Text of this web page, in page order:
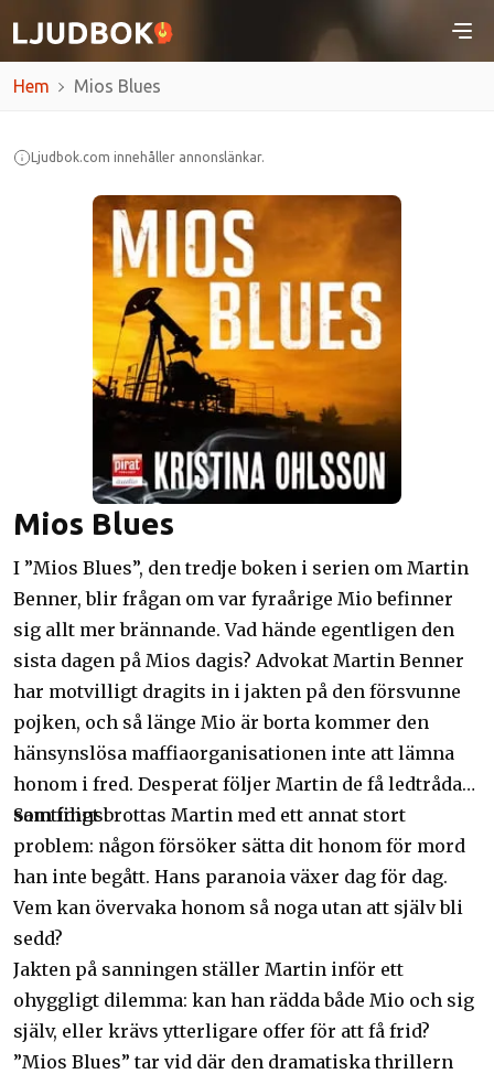
Hem Mios Blues
Ljudbok.com innehåller annonslänkar.
Mios Blues
I ”Mios Blues”, den tredje boken i serien om Martin
Benner, blir frågan om var fyraårige Mio befinner
sig allt mer brännande. Vad hände egentligen den
sista dagen på Mios dagis? Advokat Martin Benner
har motvilligt dragits in i jakten på den försvunne
pojken, och så länge Mio är borta kommer den
hänsynslösa maffiaorganisationen inte att lämna
honom i fred. Desperat följer Martin de få ledtrådar
som finns.
Samtidigt brottas Martin med ett annat stort
problem: någon försöker sätta dit honom för mord
han inte begått. Hans paranoia växer dag för dag.
Vem kan övervaka honom så noga utan att själv bli
sedd?
Jakten på sanningen ställer Martin inför ett
ohyggligt dilemma: kan han rädda både Mio och sig
själv, eller krävs ytterligare offer för att få frid?
”Mios Blues” tar vid där den dramatiska thrillern